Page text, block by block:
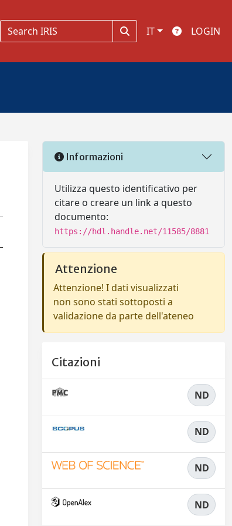
IT LOGIN
Informazioni
Utilizza questo identificativo per
citare o creare un link a questo
documento:
https://hdl.handle.net/11585/8881
Attenzione
Attenzione! I dati visualizzati
non sono stati sottoposti a
validazione da parte dell'ateneo
Citazioni
ND
ND
ND
ND